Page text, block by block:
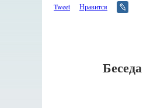
Tweet Нравится